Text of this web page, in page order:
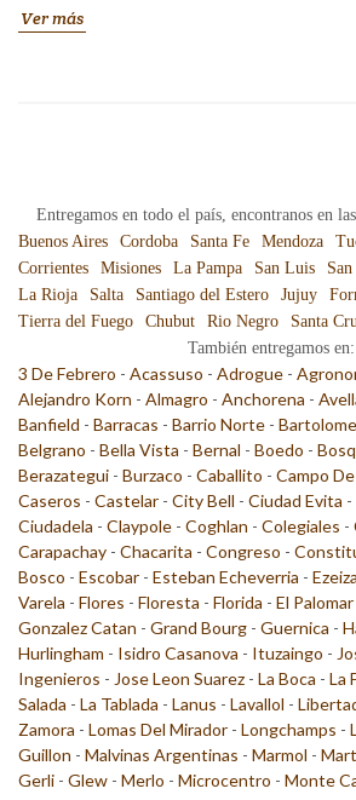
Ver más
Entregamos en todo el país, encontranos en
Buenos Aires
Cordoba Santa Fe Mendoza
Corrientes
Misiones La Pampa San Luis
La Rioja
Salta Santiago del Estero Jujuy
Tierra del Fuego
Chubut Rio Negro Santa
También entregamos en:
3 De Febrero - Acassuso - Adrogue -
Alejandro Korn - Almagro - Anchorena -
Banfield - Barracas - Barrio Norte -
Belgrano - Bella Vista - Bernal - Boedo -
Berazategui - Burzaco - Caballito - Campo
Caseros - Castelar - City Bell - Ciudad Evita -
Ciudadela - Claypole - Coghlan - Colegiales -
Carapachay - Chacarita - Congreso -
Bosco - Escobar - Esteban Echeverria - Ezeiza
Varela - Flores - Floresta - Florida - El Palomar
Gonzalez Catan - Grand Bourg - Guernica -
Hurlingham - Isidro Casanova - Ituzaingo -
Ingenieros - Jose Leon Suarez - La Boca - La
Salada - La Tablada - Lanus - Lavallol -
Zamora - Lomas Del Mirador - Longchamps -
Guillon - Malvinas Argentinas - Marmol -
Gerli - Glew - Merlo - Microcentro - Monte